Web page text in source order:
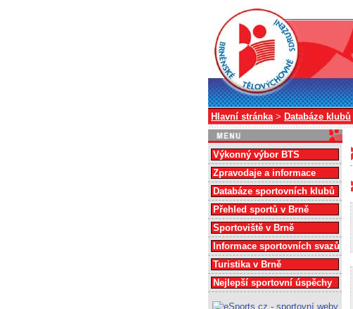
Hlavní stránka> Databáze klubů
Výkonný výbor BTS
Zpravodaje a informace
Databáze sportovních klubů
Přehled sportů v Brně
Sportoviště v Brně
Informace sportovních svazů
Turistika v Brně
Nejlepší sportovní úspěchy